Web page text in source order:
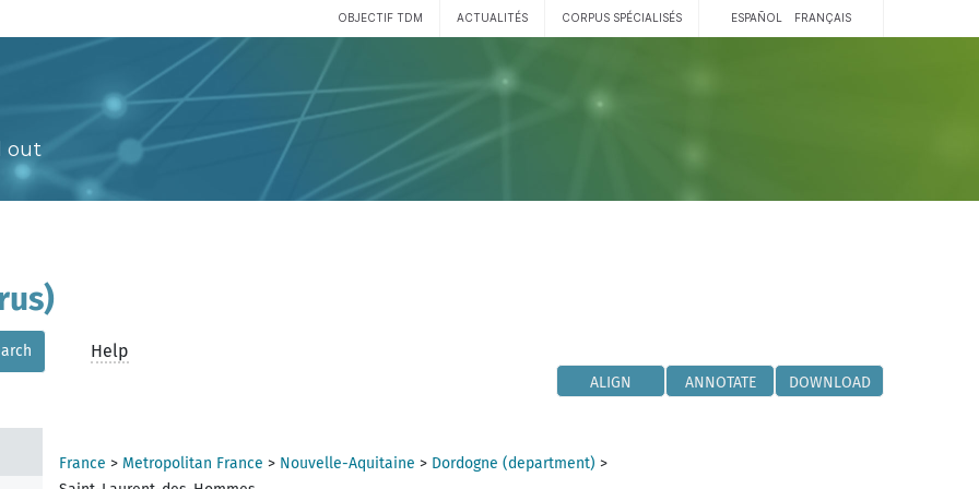
OBJECTIF TDM ACTUALITÉS CORPUS SPÉCIALISÉS ESPAÑOL FRANÇAIS
out
Help
ALIGN ANNOTATE DOWNLOAD
France > Metropolitan France > Nouvelle-Aquitaine > Dordogne (department) >